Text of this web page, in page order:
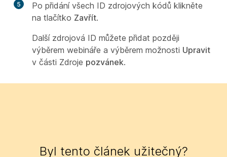
5
Po přidání všech ID zdrojových kódů klikněte
na tlačítko Zavřít.
Další zdrojová ID můžete přidat později
výběrem webináře a výběrem možnosti Upravit
v části Zdroje pozvánek.
Byl tento článek užitečný?